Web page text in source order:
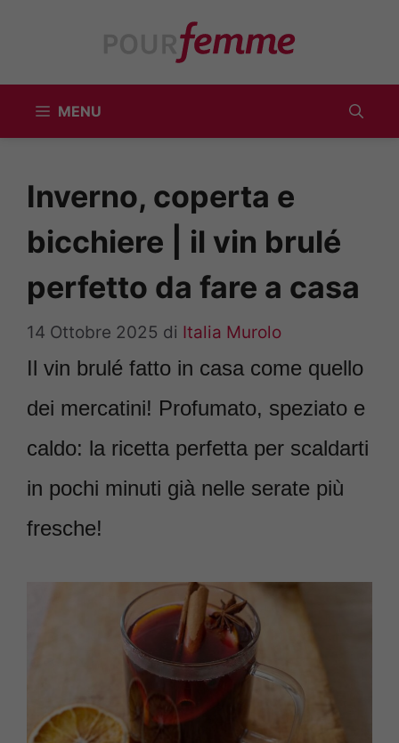
MENU
Inverno, coperta e
bicchiere | il vin brulé
perfetto da fare a casa
14 Ottobre 2025 di Italia Murolo
Il vin brulé fatto in casa come quello
dei mercatini! Profumato, speziato e
caldo: la ricetta perfetta per scaldarti
in pochi minuti già nelle serate più
fresche!